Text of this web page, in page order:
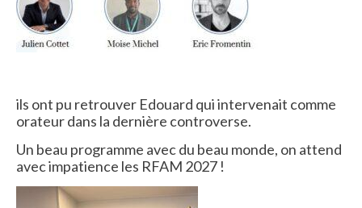
ils ont pu retrouver Edouard qui intervenait comme
orateur dans la dernière controverse.
Un beau programme avec du beau monde, on attend
avec impatience les RFAM 2027 !